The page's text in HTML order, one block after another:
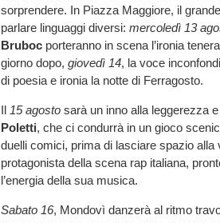
sorprendere. In Piazza Maggiore, il
parlare linguaggi diversi: mercoledì 13
Bruboc porteranno in scena l’ironia
giorno dopo, giovedì 14, la voce
di poesia e ironia la notte di Ferragosto.
Il 15 agosto sarà un inno alla leggerezza
Poletti, che ci condurrà in un gioco
duelli comici, prima di lasciare spazio alla
protagonista della scena rap italiana,
l’energia della sua musica.
Sabato 16, Mondovì danzerà al ritmo